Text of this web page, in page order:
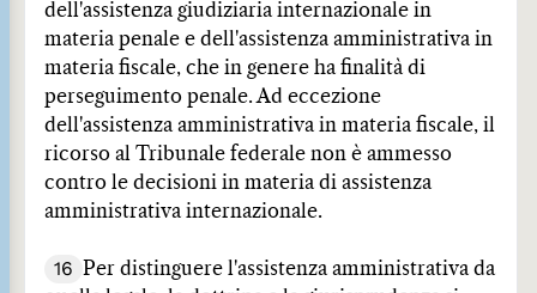
dell'assistenza giudiziaria internazionale in
materia penale e dell'assistenza amministrativa in
materia fiscale, che in genere ha finalità di
perseguimento penale. Ad eccezione
dell'assistenza amministrativa in materia fiscale, il
ricorso al Tribunale federale non è ammesso
contro le decisioni in materia di assistenza
amministrativa internazionale.
16
Per distinguere l'assistenza amministrativa da